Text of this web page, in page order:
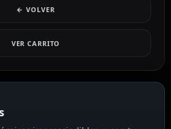
← VOLVER
VER CARRITO